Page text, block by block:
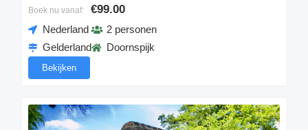
Boek nu vanaf: €99.00
Nederland
Gelderland
2 personen
Doornspijk
Bekijken